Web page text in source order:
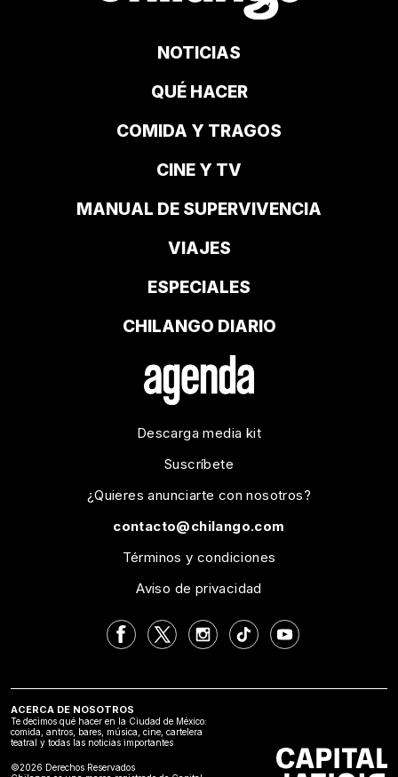
NOTICIAS
QUÉ HACER
COMIDA Y TRAGOS
CINE Y TV
MANUAL DE SUPERVIVENCIA
VIAJES
ESPECIALES
CHILANGO DIARIO
Descarga media kit
Suscríbete
¿Quieres anunciarte con nosotros?
contacto@chilango.com
Términos y condiciones
Aviso de privacidad
ACERCA DE NOSOTROS
Te decimos qué hacer en la Ciudad de México:
comida, antros, bares, música, cine, cartelera
teatral y todas las noticias importantes
©2026 Derechos Reservados